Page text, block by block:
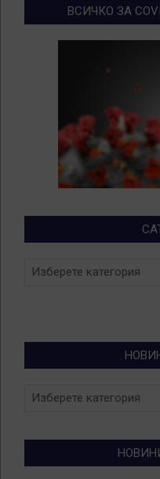
ВСИЧКО ЗА
Categories
Новини